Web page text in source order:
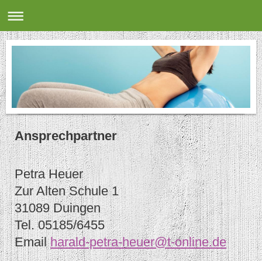
Ansprechpartner
Petra Heuer
Zur Alten Schule 1
31089 Duingen
Tel. 05185/6455
Emailharald-petra-heuer@t-online.de